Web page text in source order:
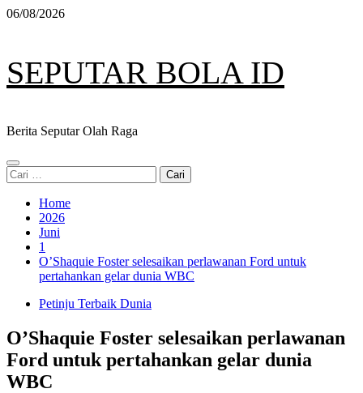
Skip
06/08/2026
SEPUTAR BOLA ID
Berita Seputar Olah Raga
Primary
Menu
Cari
untuk:
Home
2026
Juni
1
O’Shaquie Foster selesaikan perlawanan Ford untuk
pertahankan gelar dunia WBC
Petinju Terbaik Dunia
O’Shaquie Foster selesaikan perlawanan
Ford untuk pertahankan gelar dunia
WBC